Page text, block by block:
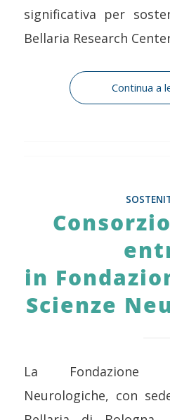
significativa per
Bellaria Research
Continua a
in
Scienze
La Fondazione
Neurologiche, con